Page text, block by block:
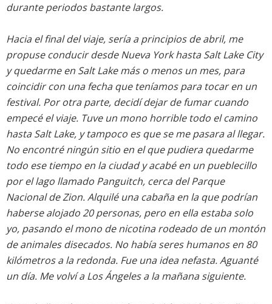
durante periodos bastante largos.
Hacia el final del viaje, sería a principios de abril, me
propuse conducir desde Nueva York hasta Salt Lake City
y quedarme en Salt Lake más o menos un mes, para
coincidir con una fecha que teníamos para tocar en un
festival. Por otra parte, decidí dejar de fumar cuando
empecé el viaje. Tuve un mono horrible todo el camino
hasta Salt Lake, y tampoco es que se me pasara al llegar.
No encontré ningún sitio en el que pudiera quedarme
todo ese tiempo en la ciudad y acabé en un pueblecillo
por el lago llamado Panguitch, cerca del Parque
Nacional de Zion. Alquilé una cabaña en la que podrían
haberse alojado 20 personas, pero en ella estaba solo
yo, pasando el mono de nicotina rodeado de un montón
de animales disecados. No había seres humanos en 80
kilómetros a la redonda. Fue una idea nefasta. Aguanté
un día. Me volví a Los Ángeles a la mañana siguiente.